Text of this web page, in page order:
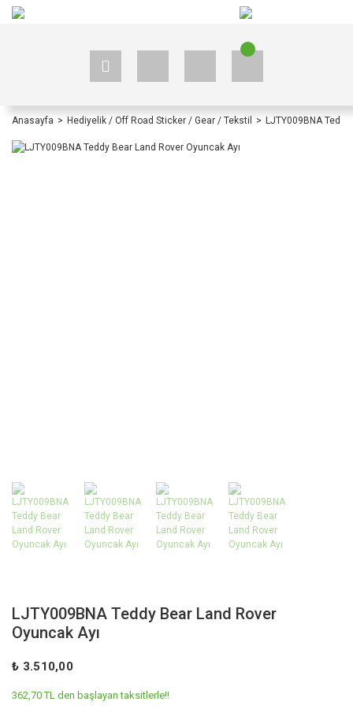
Anasayfa Hediyelik / Off Road Sticker / Gear / Tekstil LJTY009BNA
LJTY009BNA Teddy Bear Land Rover
Oyuncak Ayı
₺ 3.510,00
362,70 TL den başlayan taksitlerle!!